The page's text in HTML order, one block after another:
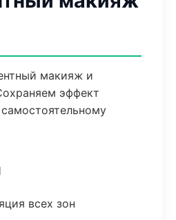
макияж и
эффект
всех зон